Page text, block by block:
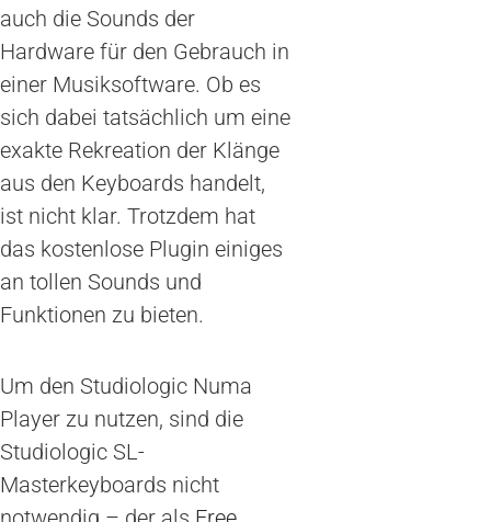
auch die Sounds der
Hardware für den Gebrauch in
einer Musiksoftware. Ob es
sich dabei tatsächlich um eine
exakte Rekreation der Klänge
aus den Keyboards handelt,
ist nicht klar. Trotzdem hat
das kostenlose Plugin einiges
an tollen Sounds und
Funktionen zu bieten.
Um den Studiologic Numa
Player zu nutzen, sind die
Studiologic SL-
Masterkeyboards nicht